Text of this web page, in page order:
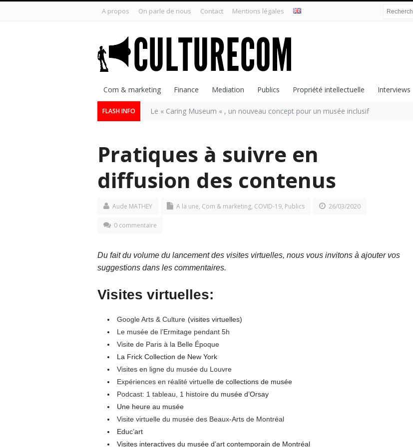
A propos On parle de nous Contact Mentions légales
Com & marketing Finance Mediation Publics Propriété intellectuelle Interviews
FLASH INFO Le « Caring Museum « , un nouveau concept pour un musée inclusif
Pratiques à suivre en
diffusion des contenus
Aude MATHEY A la une, Com & marketing, COVID-19, Publics 26/03/2020
0 commentaire
Du fait du volume du lancement des visites virtuelles, nous vous invitons à ajouter vos
suggestions dans les commentaires.
Visites virtuelles:
Google Arts & Culture (visites virtuelles)
Le musée de l’Ermitage pendant 5h
Visite de Paris à la Belle Époque
La Frick Collection de New York
Visites en ligne du musée du Louvre
Expériences en réalité virtuelle de collections de musée
Podcast: 1 tableau, 1 histoire du musée d’Orsay
Une heure au musée
Visite virtuelle du musée des Beaux-Arts de Montréal
Educ’art
Visites interactives du musée d’art contemporain de Montréal